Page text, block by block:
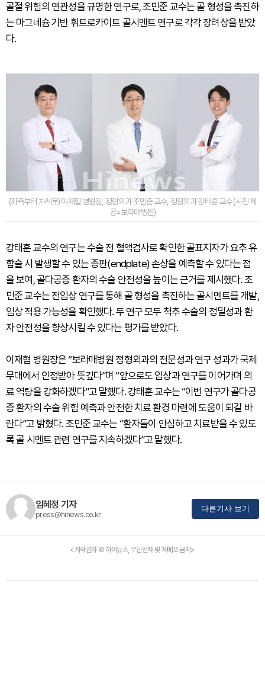
골절 위험의 연관성을 규명한 연구로, 조민준 교수는 골 형성을 촉진하
는 마그네슘 기반 휘트로카이트 골시멘트 연구로 각각 장려상을 받았
다.
(좌측부터 차례로) 이재협 병원장, 정형외과 조민준 교수, 정형외과 강태훈 교수 (사진 제
공=보라매병원)
강태훈 교수의 연구는 수술 전 혈액검사로 확인한 골표지자가 요추 유
합술 시 발생할 수 있는 종판(endplate) 손상을 예측할 수 있다는 점
을 보여, 골다공증 환자의 수술 안전성을 높이는 근거를 제시했다. 조
민준 교수는 전임상 연구를 통해 골 형성을 촉진하는 골시멘트를 개발,
임상 적용 가능성을 확인했다. 두 연구 모두 척추 수술의 정밀성과 환
자 안전성을 향상시킬 수 있다는 평가를 받았다.
이재협 병원장은 “보라매병원 정형외과의 전문성과 연구 성과가 국제
무대에서 인정받아 뜻깊다”며 “앞으로도 임상과 연구를 이어가며 의
료 역량을 강화하겠다”고 말했다. 강태훈 교수는 “이번 연구가 골다공
증 환자의 수술 위험 예측과 안전한 치료 환경 마련에 도움이 되길 바
란다”고 밝혔다. 조민준 교수는 “환자들이 안심하고 치료받을 수 있도
록 골 시멘트 관련 연구를 지속하겠다”고 말했다.
임혜정 기자
press@hinews.co.kr
다른기사 보기
<저작권자 © 하이뉴스, 무단전재 및 재배포 금지>